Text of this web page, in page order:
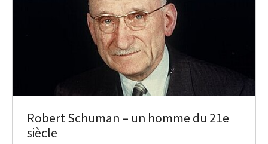
Robert Schuman – un homme du 21e
siècle